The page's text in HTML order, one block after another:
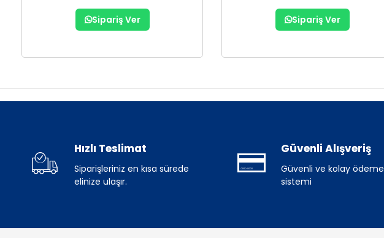
Sipariş Ver Sipariş Ver
Hızlı Teslimat
Siparişleriniz en kısa sürede
elinize ulaşır.
Güvenli Alışveriş
Güvenli ve kolay ödeme
sistemi